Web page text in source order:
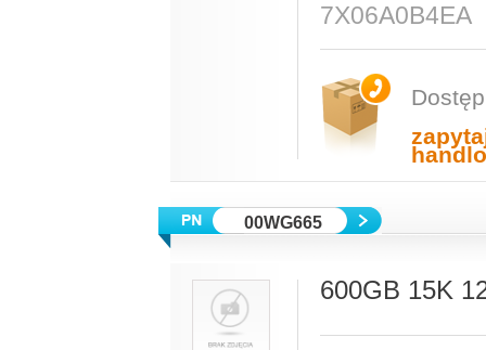
7X06A0B4EA
00WG665
600GB 15K